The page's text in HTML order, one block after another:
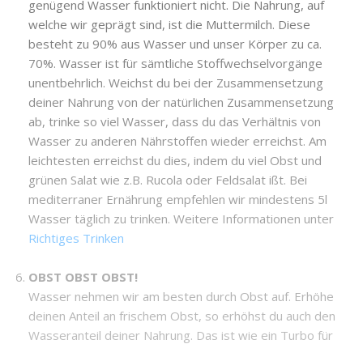
genügend Wasser funktioniert nicht. Die Nahrung, auf
welche wir geprägt sind, ist die Muttermilch. Diese
besteht zu 90% aus Wasser und unser Körper zu ca.
70%. Wasser ist für sämtliche Stoffwechselvorgänge
unentbehrlich. Weichst du bei der Zusammensetzung
deiner Nahrung von der natürlichen Zusammensetzung
ab, trinke so viel Wasser, dass du das Verhältnis von
Wasser zu anderen Nährstoffen wieder erreichst. Am
leichtesten erreichst du dies, indem du viel Obst und
grünen Salat wie z.B. Rucola oder Feldsalat ißt. Bei
mediterraner Ernährung empfehlen wir mindestens 5l
Wasser täglich zu trinken. Weitere Informationen unter
Richtiges Trinken
OBST OBST OBST!
Wasser nehmen wir am besten durch Obst auf. Erhöhe
deinen Anteil an frischem Obst, so erhöhst du auch den
Wasseranteil deiner Nahrung. Das ist wie ein Turbo für